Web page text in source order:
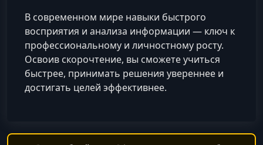
В современном мире навыки быстрого
восприятия и анализа информации — ключ к
профессиональному и личностному росту.
Освоив скорочтение, вы сможете учиться
быстрее, принимать решения увереннее и
достигать целей эффективнее.